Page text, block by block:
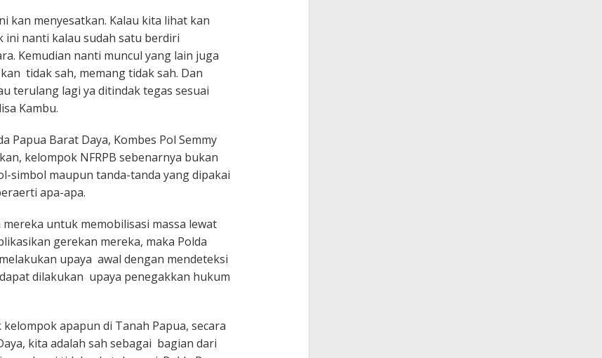
kan menyesatkan. Kalau kita lihat kan
ini nanti kalau sudah satu berdiri
Kemudian nanti muncul yang lain juga
tidak sah, memang tidak sah. Dan
terulang lagi ya ditindak tegas sesuai
Kambu.
Papua Barat Daya, Kombes Pol Semmy
kelompok NFRPB sebenarnya bukan
simbol maupun tanda-tanda yang dipakai
apa-apa.
mereka untuk memobilisasi massa lewat
gerekan mereka, maka Polda
upaya awal dengan mendeteksi
dilakukan upaya penegakkan hukum
apapun di Tanah Papua, secara
kita adalah sah sebagai bagian dari